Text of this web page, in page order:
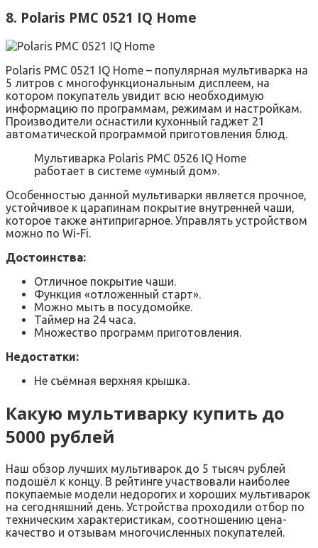
8. Polaris PMC 0521 IQ Home
Polaris PMC 0521 IQ Home – популярная мультиварка на
5 литров с многофункциональным дисплеем, на
котором покупатель увидит всю необходимую
информацию по программам, режимам и настройкам.
Производители оснастили кухонный гаджет 21
автоматической программой приготовления блюд.
Мультиварка Polaris PMC 0526 IQ Home
работает в системе «умный дом».
Особенностью данной мультиварки является прочное,
устойчивое к царапинам покрытие внутренней чаши,
которое также антипригарное. Управлять устройством
можно по Wi-Fi.
Достоинства:
Отличное покрытие чаши.
Функция «отложенный старт».
Можно мыть в посудомойке.
Таймер на 24 часа.
Множество программ приготовления.
Недостатки:
Не съёмная верхняя крышка.
Какую мультиварку купить до
5000 рублей
Наш обзор лучших мультиварок до 5 тысяч рублей
подошёл к концу. В рейтинге участвовали наиболее
покупаемые модели недорогих и хороших мультиварок
на сегодняшний день. Устройства проходили отбор по
техническим характеристикам, соотношению цена-
качество и отзывам многочисленных покупателей.